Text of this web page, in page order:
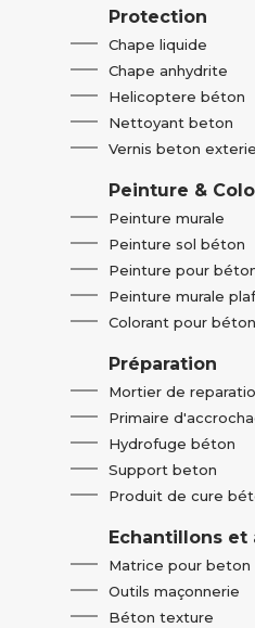
Protection
Chape liquide
Chape anhydrite
Helicoptere béton
Nettoyant beton
Vernis beton
Peinture &
Peinture murale
Peinture sol béton
Peinture pour
Peinture murale
Colorant pour béton
Préparation
Mortier de
Primaire
Hydrofuge béton
Support beton
Produit de cure
Echantillons et
Matrice pour beton
Outils maçonnerie
Béton texture